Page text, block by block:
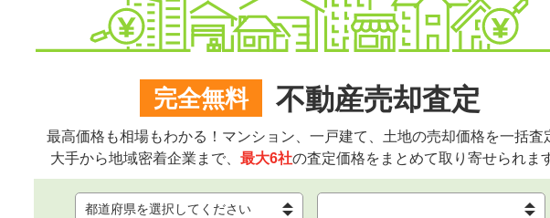
完全無料 不動産売却査定
最高価格も相場もわかる！マンション、一戸建て、土地の売却価格を一括査
大手から地域密着企業まで、 最大6社の査定価格をまとめて取り寄せられま